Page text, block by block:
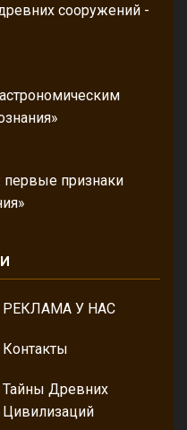
сооружений -
первые признаки
РЕКЛАМА У НАС
Контакты
Тайны Древних
Цивилизаций